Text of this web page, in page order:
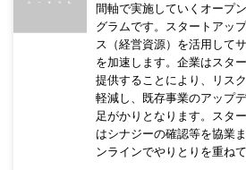
間軸で実施していくオープ
グラムです。スタートアッ
ス（経営資源）を活用して
を加速します。企業はスタ
提供することにより、リス
軽減し、既存事業のアップ
足がかりとなります。スタ
はシナジーの確認等を協業
ンラインでやりとりを重ねて